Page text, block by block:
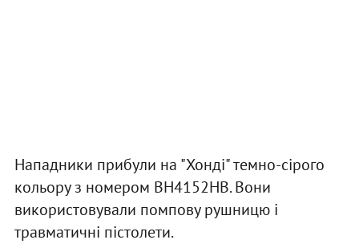
Нападники прибули на "Хонді" темно-сірого
кольору з номером ВН4152НВ. Вони
використовували помпову рушницю і
травматичні пістолети.